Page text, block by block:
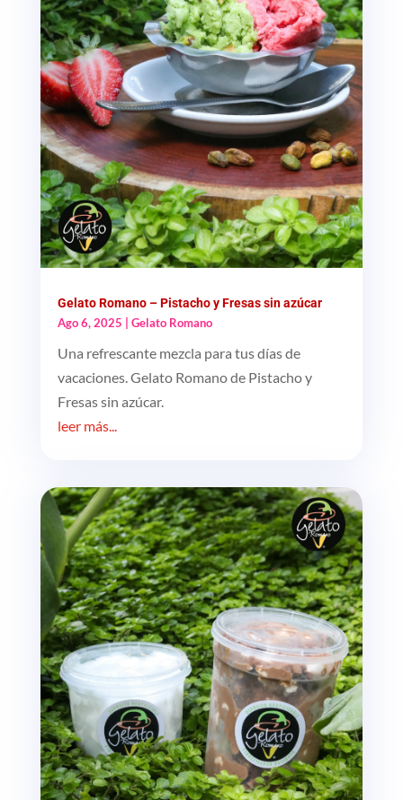
Gelato Romano – Pistacho y Fresas sin azúcar
Ago 6, 2025
Gelato Romano
Una refrescante mezcla para tus días de
vacaciones. Gelato Romano de Pistacho y
Fresas sin azúcar.
leer más...